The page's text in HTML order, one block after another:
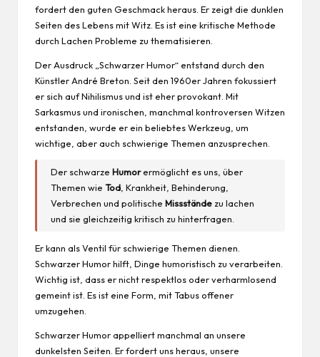
fordert den guten Geschmack heraus. Er zeigt die dunklen
Seiten des Lebens mit Witz. Es ist eine kritische Methode
durch Lachen Probleme zu thematisieren.
Der Ausdruck „Schwarzer Humor“ entstand durch den
Künstler André Breton. Seit den 1960er Jahren fokussiert
er sich auf Nihilismus und ist eher provokant. Mit
Sarkasmus und ironischen, manchmal kontroversen Witzen
entstanden, wurde er ein beliebtes Werkzeug, um
wichtige, aber auch schwierige Themen anzusprechen.
Der schwarzeHumorermöglicht es uns, über
Themen wieTod , Krankheit, Behinderung,
Verbrechen und politischeMissstände zu lachen
und sie gleichzeitig kritisch zu hinterfragen.
Er kann als Ventil für schwierige Themen dienen.
Schwarzer Humor hilft, Dinge humoristisch zu verarbeiten.
Wichtig ist, dass er nicht respektlos oder verharmlosend
gemeint ist. Es ist eine Form, mit Tabus offener
umzugehen.
Schwarzer Humor appelliert manchmal an unsere
dunkelsten Seiten. Er fordert uns heraus, unsere